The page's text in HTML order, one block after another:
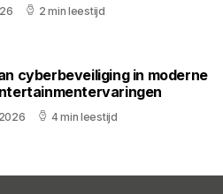
2 min leestijd
cyberbeveiliging in moderne
4 min leestijd